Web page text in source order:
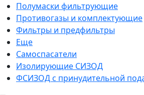
Полумаски фильтрующие
Противогазы и комплектующие
Фильтры и предфильтры
Еще
Самоспасатели
Изолирующие СИЗОД
ФСИЗОД с принудительной